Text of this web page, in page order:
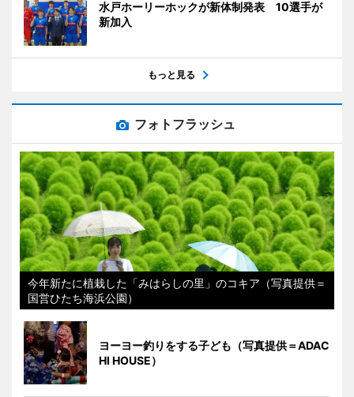
水戸ホーリーホックが新体制発表 10選手が
新加入
もっと見る
フォトフラッシュ
今年新たに植栽した「みはらしの里」のコキア（写真提供＝
国営ひたち海浜公園）
ヨーヨー釣りをする子ども（写真提供＝ADAC
HI HOUSE）